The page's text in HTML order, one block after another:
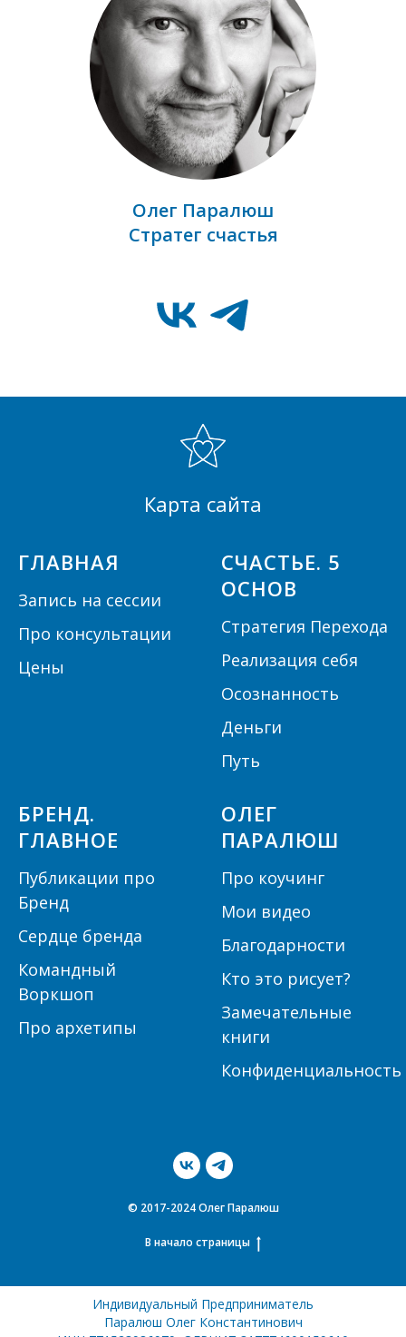
Олег Паралюш
Стратег счастья
Карта сайта
ГЛАВНАЯ
Запись на сессии
Про консультации
Цены
СЧАСТЬЕ. 5
ОСНОВ
Стратегия Перехода
Реализация себя
Осознанность
Деньги
Путь
БРЕНД.
ГЛАВНОЕ
Публикации про
Бренд
Сердце бренда
Командный
Воркшоп
Про архетипы
ОЛЕГ
ПАРАЛЮШ
Про коучинг
Мои видео
Благодарности
Кто это рисует?
Замечательные
книги
Конфиденциальность
© 2017-2024 Олег Паралюш
В начало страницы
Индивидуальный Предприниматель
Паралюш Олег Константинович